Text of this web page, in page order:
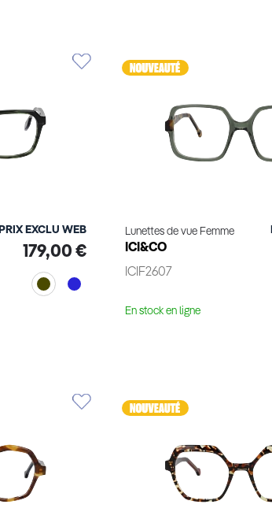
PRIX EXCLU WEB
179,00 €
Lunettes de vue Femme
ICI&CO
ICIF2607
En stock en ligne